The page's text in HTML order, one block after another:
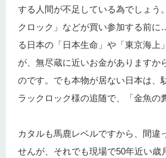
する人間が不足している為でしょう
クロック」などが買い参加する前
る日本の「日本生命」や「東京海上
が、無尽蔵に近いお金がありますか
のです。でも本物が居ない日本は、
ラックロック様の追随で、「金魚の
カタルも馬鹿レベルですから、間違
せんが、それでも現場で50年近い歳